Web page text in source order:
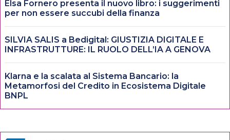
Elsa Fornero presenta il nuovo libro: i suggerimenti
per non essere succubi della finanza
SILVIA SALIS a Bedigital: GIUSTIZIA DIGITALE E
INFRASTRUTTURE: IL RUOLO DELL’IA A GENOVA
Klarna e la scalata al Sistema Bancario: la
Metamorfosi del Credito in Ecosistema Digitale
BNPL